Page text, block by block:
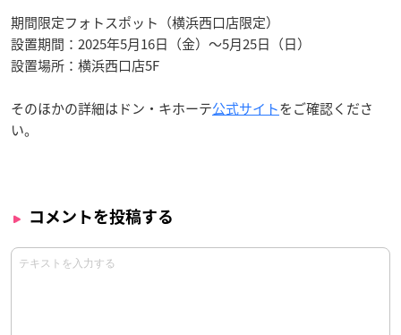
期間限定フォトスポット（横浜西口店限定）
設置期間：2025年5月16日（金）〜5月25日（日）
設置場所：横浜西口店5F
そのほかの詳細はドン・キホーテ公式サイトをご確認くださ
い。
コメントを投稿する